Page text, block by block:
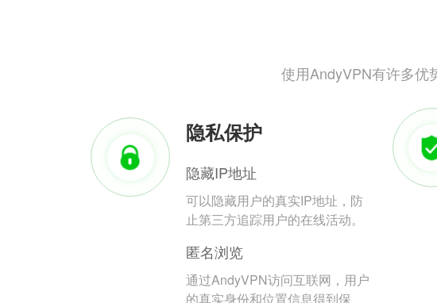
使用AndyVPN有许多优
隐私保护
隐藏IP地址
可以隐藏用户的真实IP地址，防
止第三方追踪用户的在线活动。
匿名浏览
通过AndyVPN访问互联网，用户
的真实身份和位置信息得到保